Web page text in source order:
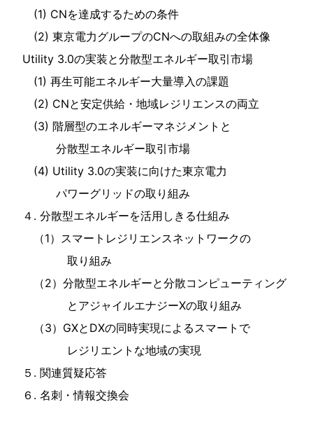
(1) CNを達成するための条件
(2) 東京電力グループのCNへの取組みの全体像
Utility 3.0の実装と分散型エネルギー取引市場
(1) 再生可能エネルギー大量導入の課題
(2) CNと安定供給・地域レジリエンスの両立
(3) 階層型のエネルギーマネジメントと
分散型エネルギー取引市場
(4) Utility 3.0の実装に向けた東京電力
パワーグリッドの取り組み
４. 分散型エネルギーを活用しきる仕組み
（1）スマートレジリエンスネットワークの
取り組み
（2）分散型エネルギーと分散コンピューティング
とアジャイルエナジーXの取り組み
（3）GXとDXの同時実現によるスマートで
レジリエントな地域の実現
５. 関連質疑応答
６. 名刺・情報交換会